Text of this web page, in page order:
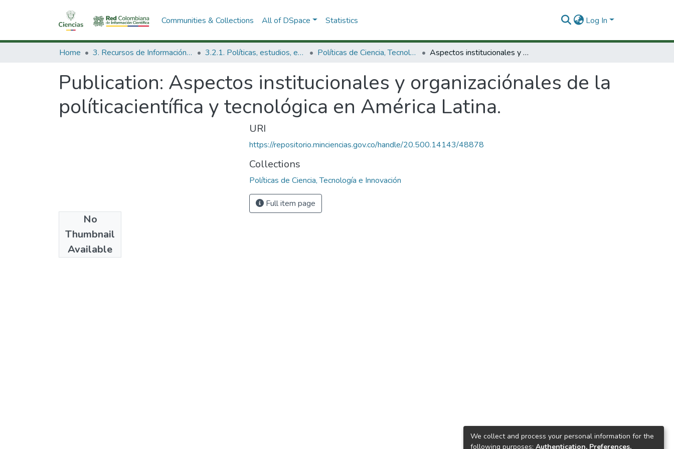
Communities & Collections All of DSpace Statistics Log In
Home 3. Recursos de Información Científica y Tecnológica 3.2.1. Políticas, estudios, evaluaciones e indicadores de CTeI Políticas de Ciencia, Tecnología e Innovación Aspectos institucionales y organizaciónales de la políticacientífica y tecnológica en América Latina.
Publication: Aspectos institucionales y organizaciónales de la
políticacientífica y tecnológica en América Latina.
No
Thumbnail
Available
URI
https://repositorio.minciencias.gov.co/handle/20.500.14143/48878
Collections
Políticas de Ciencia, Tecnología e Innovación
Full item page
We collect and process your personal information for the
following purposes: Authentication, Preferences,